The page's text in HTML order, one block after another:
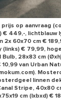
op aanvraag
€ 449,-,
2x 60x70 cm €
(links) € 79,99,
28x83 cm
van Urban
linnen
Stripe, 40x80
cm (lxbxd) €